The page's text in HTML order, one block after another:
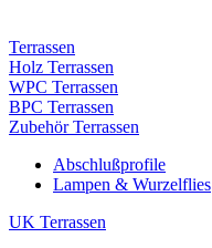
Terrassen
Holz Terrassen
WPC Terrassen
BPC Terrassen
Zubehör Terrassen
Abschlußprofile
Lampen & Wurzelflies
UK Terrassen